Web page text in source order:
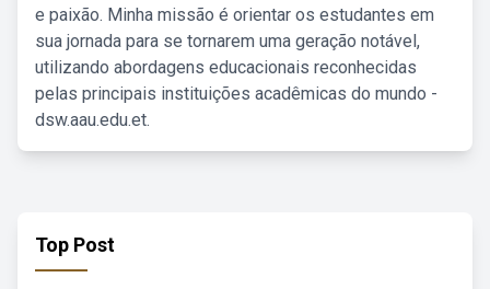
e paixão. Minha missão é orientar os estudantes em
sua jornada para se tornarem uma geração notável,
utilizando abordagens educacionais reconhecidas
pelas principais instituições acadêmicas do mundo -
dsw.aau.edu.et.
Top Post